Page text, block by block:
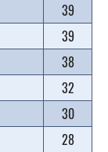
39
39
38
32
30
28